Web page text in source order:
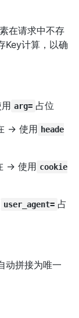
在请求中不存
Key计算，以确
arg= 占位
→ 使用 heade
→ 使用 cookie
user_agent= 占
动拼接为唯一